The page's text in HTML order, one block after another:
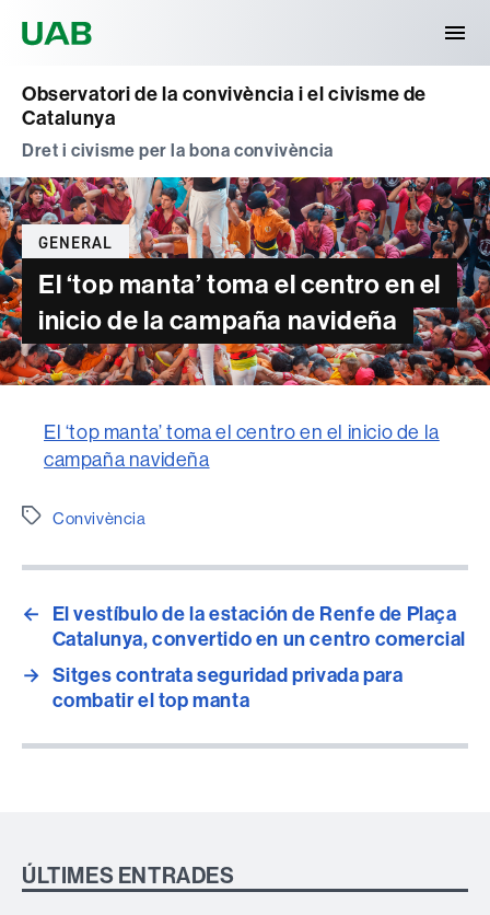
Observatori de la convivència i el civisme de
Catalunya
Dret i civisme per la bona convivència
Categories
GENERAL
El ‘top manta’ toma el centro en el
inicio de la campaña navideña
El ‘top manta’ toma el centro en el inicio de la
campaña navideña
Etiquetes
Convivència
←
El vestíbulo de la estación de Renfe de Plaça
Catalunya, convertido en un centro comercial
→ Sitges contrata seguridad privada para
combatir el top manta
ÚLTIMES ENTRADES